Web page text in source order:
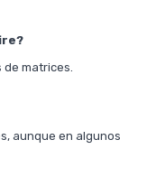
de matrices.
aunque en algunos